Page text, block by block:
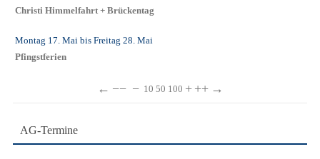
Christi Himmelfahrt + Brückentag
Montag 17. Mai bis Freitag 28. Mai
Pfingstferien
← −− − 10 50 100 + ++ →
AG-Termine